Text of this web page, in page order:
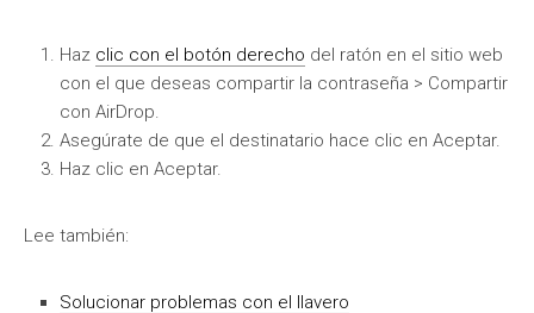
Haz clic con el botón derecho del ratón en el sitio web
con el que deseas compartir la contraseña > Compartir
con AirDrop.
Asegúrate de que el destinatario hace clic en Aceptar.
Haz clic en Aceptar.
Lee también:
Solucionar problemas con el llavero